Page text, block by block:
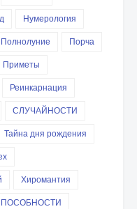
Нумерология
Полнолуние
Порча
Приметы
Реинкарнация
СЛУЧАЙНОСТИ
Тайна дня рождения
Хиромантия